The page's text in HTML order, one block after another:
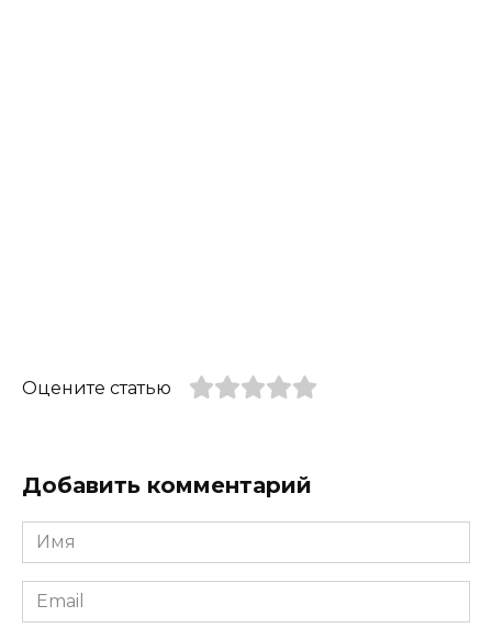
Оцените статью
Добавить комментарий
Имя
*
Email
*